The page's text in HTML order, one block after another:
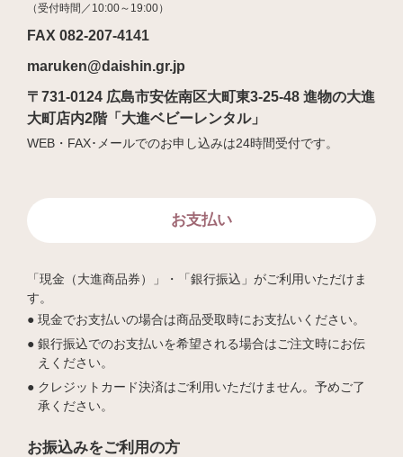
（受付時間／10:00～19:00）
FAX 082-207-4141
maruken@daishin.gr.jp
〒731-0124 広島市安佐南区大町東3-25-48 進物の大進
大町店内2階「大進ベビーレンタル」
WEB・FAX･メールでのお申し込みは24時間受付です。
お支払い
「現金（大進商品券）」・「銀行振込」がご利用いただけま
す。
現金でお支払いの場合は商品受取時にお支払いください。
銀行振込でのお支払いを希望される場合はご注文時にお伝
えください。
クレジットカード決済はご利用いただけません。予めご了
承ください。
お振込みをご利用の方